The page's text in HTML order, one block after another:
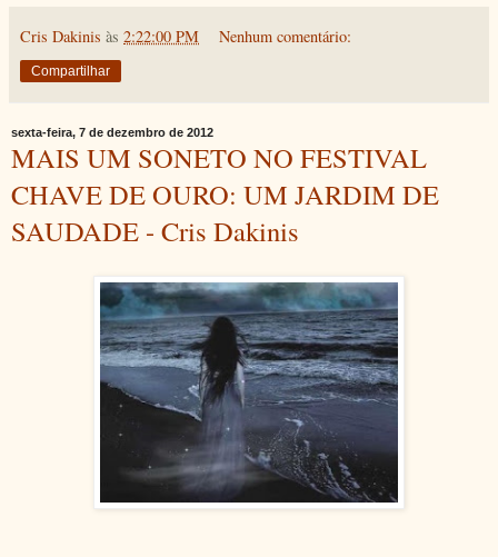
Cris Dakinis às 2:22:00 PM Nenhum comentário:
Compartilhar
sexta-feira, 7 de dezembro de 2012
MAIS UM SONETO NO FESTIVAL
CHAVE DE OURO: UM JARDIM DE
SAUDADE - Cris Dakinis